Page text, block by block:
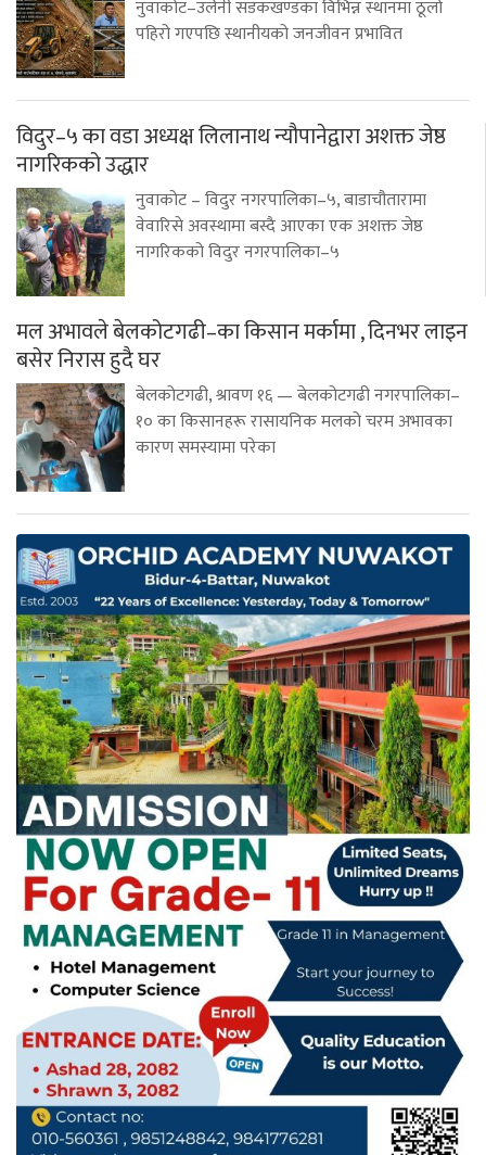
नुवाकोट–उर्लेनी सडकखण्डका विभिन्न स्थानमा ठूलो
पहिरो गएपछि स्थानीयको जनजीवन प्रभावित
विदुर–५ का वडा अध्यक्ष लिलानाथ न्यौपानेद्वारा अशक्त जेष्ठ
नागरिकको उद्धार
नुवाकोट – विदुर नगरपालिका–५, बाडाचौतारामा
वेवारिसे अवस्थामा बस्दै आएका एक अशक्त जेष्ठ
नागरिकको विदुर नगरपालिका–५
मल अभावले बेलकोटगढी–का किसान मर्कामा , दिनभर लाइन
बसेर निरास हुदै घर
बेलकोटगढी, श्रावण १६ — बेलकोटगढी नगरपालिका–
१० का किसानहरू रासायनिक मलको चरम अभावका
कारण समस्यामा परेका